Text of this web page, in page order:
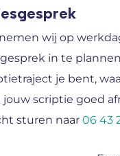
wij op
in te
je bent,
scriptie goed
sturen naar 06 43